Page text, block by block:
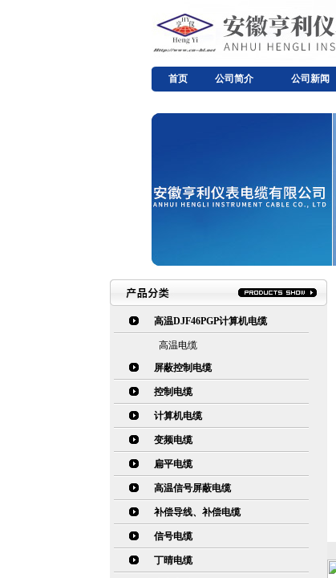
首页 公司简介 公司新闻
高温DJF46PGP计算机电缆
高温电缆
屏蔽控制电缆
控制电缆
计算机电缆
变频电缆
扁平电缆
高温信号屏蔽电缆
补偿导线、补偿电缆
信号电缆
丁晴电缆